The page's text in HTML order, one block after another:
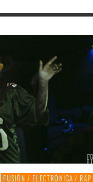
FUSIÓN / ELECTRÓNICA / RAP